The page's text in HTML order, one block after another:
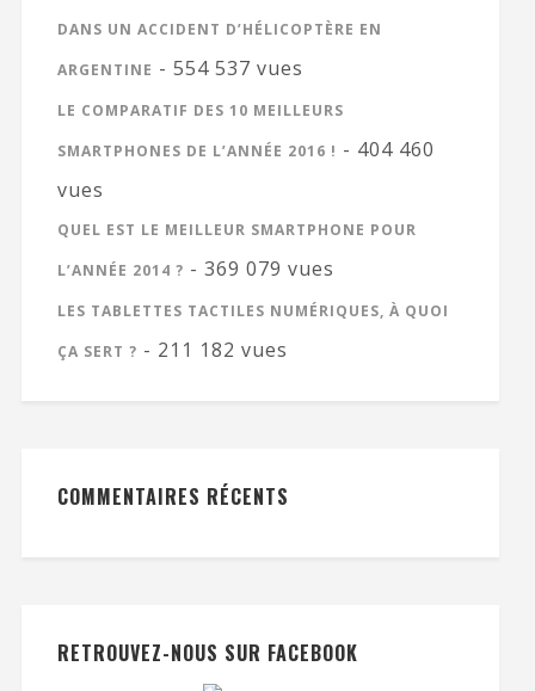
DANS UN ACCIDENT D’HÉLICOPTÈRE EN
ARGENTINE - 554 537 vues
LE COMPARATIF DES 10 MEILLEURS
SMARTPHONES DE L’ANNÉE 2016 ! - 404 460
vues
QUEL EST LE MEILLEUR SMARTPHONE POUR
L’ANNÉE 2014 ? - 369 079 vues
LES TABLETTES TACTILES NUMÉRIQUES, À QUOI
ÇA SERT ? - 211 182 vues
COMMENTAIRES RÉCENTS
RETROUVEZ-NOUS SUR FACEBOOK